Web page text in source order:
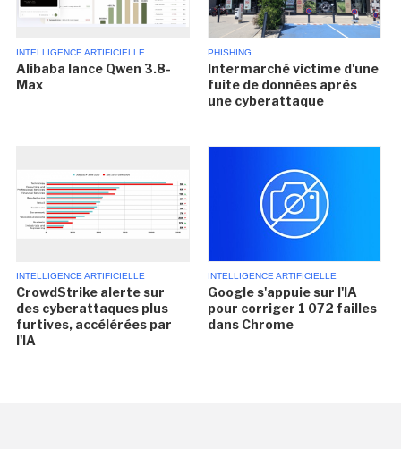
INTELLIGENCE ARTIFICIELLE
Alibaba lance Qwen 3.8-
Max
PHISHING
Intermarché victime d'une
fuite de données après
une cyberattaque
INTELLIGENCE ARTIFICIELLE
CrowdStrike alerte sur
des cyberattaques plus
furtives, accélérées par
l'IA
INTELLIGENCE ARTIFICIELLE
Google s'appuie sur l'IA
pour corriger 1 072 failles
dans Chrome